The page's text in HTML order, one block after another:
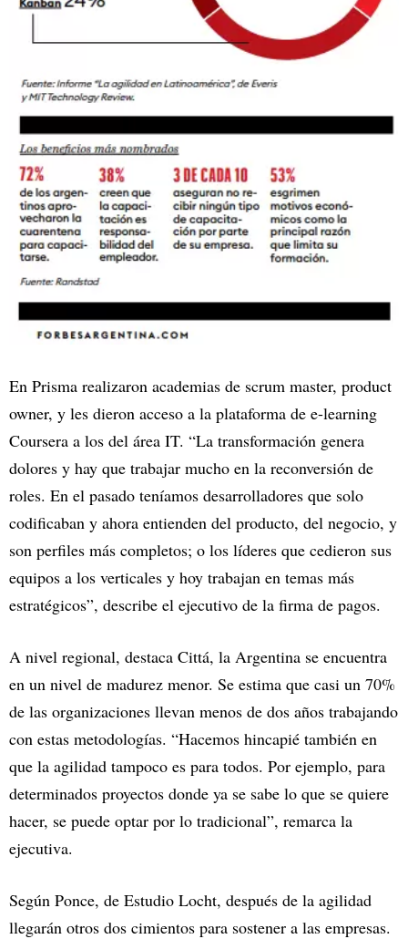
En Prisma realizaron academias de scrum master, product
owner, y les dieron acceso a la plataforma de e-learning
Coursera a los del área IT. “La transformación genera
dolores y hay que trabajar mucho en la reconversión de
roles. En el pasado teníamos desarrolladores que solo
codificaban y ahora entienden del producto, del negocio, y
son perfiles más completos; o los líderes que cedieron sus
equipos a los verticales y hoy trabajan en temas más
estratégicos”, describe el ejecutivo de la firma de pagos.
A nivel regional, destaca Cittá, la Argentina se encuentra
en un nivel de madurez menor. Se estima que casi un 70%
de las organizaciones llevan menos de dos años trabajando
con estas metodologías. “Hacemos hincapié también en
que la agilidad tampoco es para todos. Por ejemplo, para
determinados proyectos donde ya se sabe lo que se quiere
hacer, se puede optar por lo tradicional”, remarca la
ejecutiva.
Según Ponce, de Estudio Locht, después de la agilidad
llegarán otros dos cimientos para sostener a las empresas.